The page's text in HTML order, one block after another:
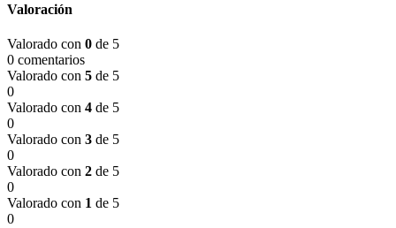
Valoración
Valorado con 0 de 5
0 comentarios
Valorado con 5 de 5
0
Valorado con 4 de 5
0
Valorado con 3 de 5
0
Valorado con 2 de 5
0
Valorado con 1 de 5
0